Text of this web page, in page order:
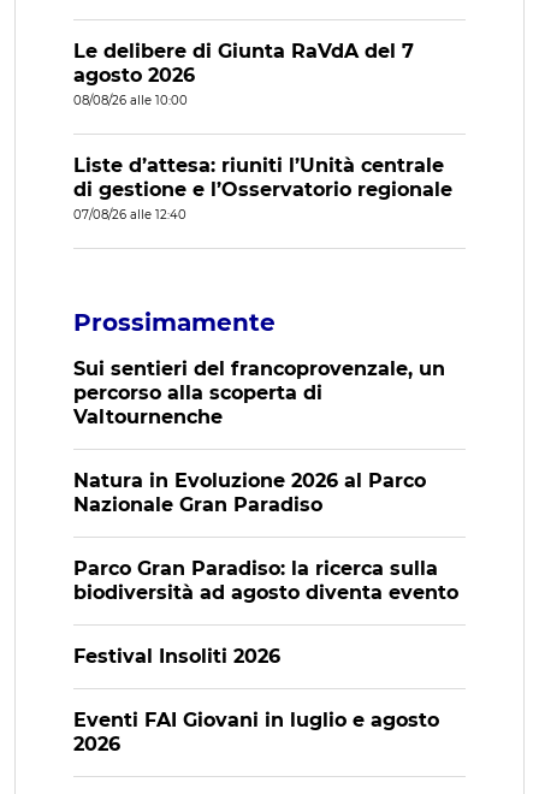
Le delibere di Giunta RaVdA del 7
agosto 2026
08/08/26 alle 10:00
Liste d’attesa: riuniti l’Unità centrale
di gestione e l’Osservatorio regionale
07/08/26 alle 12:40
Prossimamente
Sui sentieri del francoprovenzale, un
percorso alla scoperta di
Valtournenche
Natura in Evoluzione 2026 al Parco
Nazionale Gran Paradiso
Parco Gran Paradiso: la ricerca sulla
biodiversità ad agosto diventa evento
Festival Insoliti 2026
Eventi FAI Giovani in luglio e agosto
2026